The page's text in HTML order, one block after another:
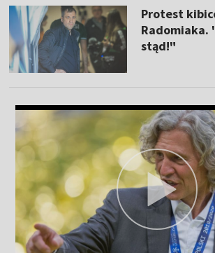
Protest
Radomiaka.
stąd!"